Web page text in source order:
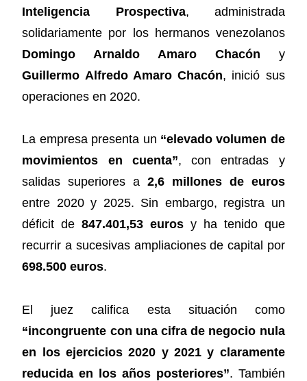
Inteligencia Prospectiva, administrada
solidariamente por los hermanos venezolanos
Domingo Arnaldo Amaro Chacón y
Guillermo Alfredo Amaro Chacón, inició sus
operaciones en 2020.
La empresa presenta un “elevado volumen de
movimientos en cuenta”, con entradas y
salidas superiores a 2,6 millones de euros
entre 2020 y 2025. Sin embargo, registra un
déficit de847.401,53 euros y ha tenido que
recurrir a sucesivas ampliaciones de capital por
698.500 euros.
El juez califica esta situación como
“incongruente con una cifra de negocio nula
en los ejercicios 2020 y 2021 y claramente
reducida en los años posteriores”. También